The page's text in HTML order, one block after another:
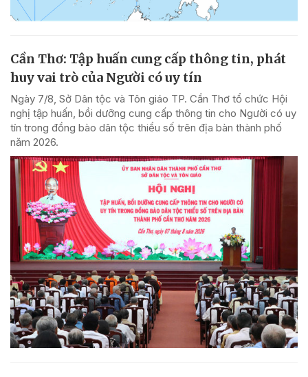
Cần Thơ: Tập huấn cung cấp thông tin, phát
huy vai trò của Người có uy tín
Ngày 7/8, Sở Dân tộc và Tôn giáo TP. Cần Thơ tổ chức Hội
nghị tập huấn, bồi dưỡng cung cấp thông tin cho Người có uy
tín trong đồng bào dân tộc thiểu số trên địa bàn thành phố
năm 2026.